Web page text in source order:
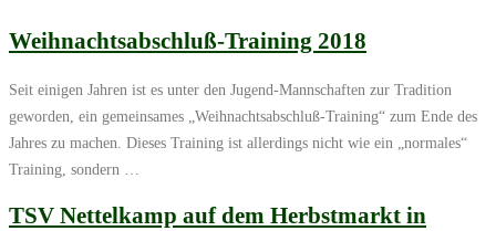
Weihnachtsabschluß-Training 2018
Seit einigen Jahren ist es unter den Jugend-Mannschaften zur Tradition
geworden, ein gemeinsames „Weihnachtsabschluß-Training“ zum Ende des
Jahres zu machen. Dieses Training ist allerdings nicht wie ein „normales“
Training, sondern …
TSV Nettelkamp auf dem Herbstmarkt in